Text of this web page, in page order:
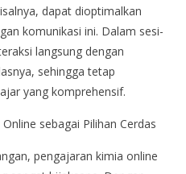
dapat dioptimalkan
komunikasi ini. Dalam sesi-
langsung dengan
sehingga tetap
yang komprehensif.
sebagai Pilihan Cerdas
pengajaran kimia online